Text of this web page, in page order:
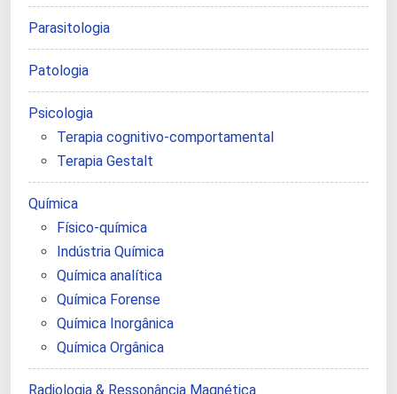
Parasitologia
Patologia
Psicologia
Terapia cognitivo-comportamental
Terapia Gestalt
Química
Físico-química
Indústria Química
Química analítica
Química Forense
Química Inorgânica
Química Orgânica
Radiologia & Ressonância Magnética